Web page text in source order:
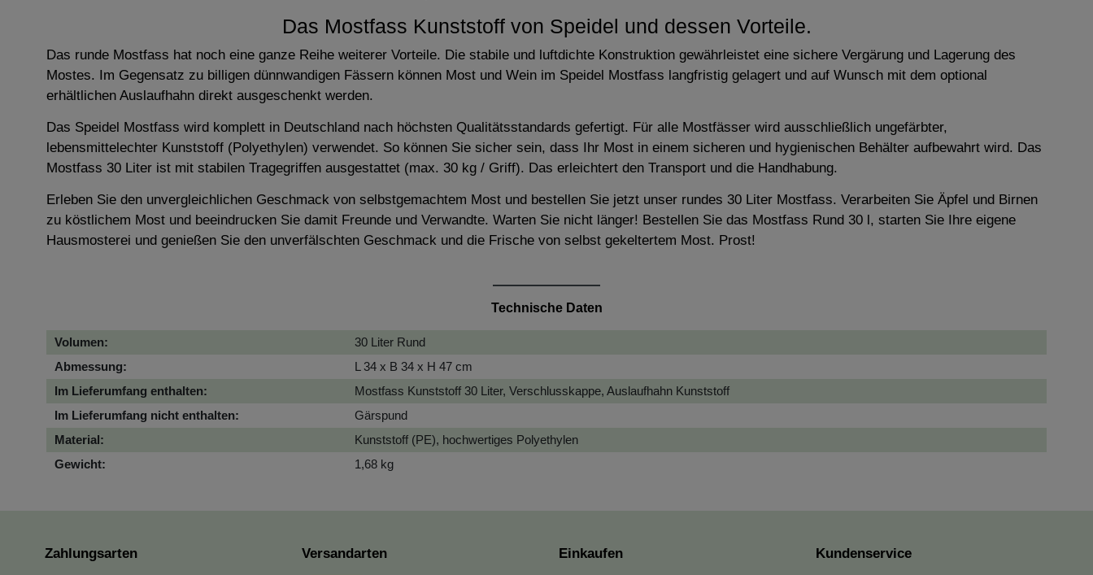
Das Mostfass Kunststoff von Speidel und dessen Vorteile.
Das runde Mostfass hat noch eine ganze Reihe weiterer Vorteile. Die stabile und luftdichte Konstruktion gewährleistet eine sichere Vergärung und Lagerung des
Mostes. Im Gegensatz zu billigen dünnwandigen Fässern können Most und Wein im Speidel Mostfass langfristig gelagert und auf Wunsch mit dem optional
erhältlichen Auslaufhahn direkt ausgeschenkt werden.
Das Speidel Mostfass wird komplett in Deutschland nach höchsten Qualitätsstandards gefertigt. Für alle Mostfässer wird ausschließlich ungefärbter,
lebensmittelechter Kunststoff (Polyethylen) verwendet. So können Sie sicher sein, dass Ihr Most in einem sicheren und hygienischen Behälter aufbewahrt wird. Das
Mostfass 30 Liter ist mit stabilen Tragegriffen ausgestattet (max. 30 kg / Griff). Das erleichtert den Transport und die Handhabung.
Erleben Sie den unvergleichlichen Geschmack von selbstgemachtem Most und bestellen Sie jetzt unser rundes 30 Liter Mostfass. Verarbeiten Sie Äpfel und Birnen
zu köstlichem Most und beeindrucken Sie damit Freunde und Verwandte. Warten Sie nicht länger! Bestellen Sie das Mostfass Rund 30 l, starten Sie Ihre eigene
Hausmosterei und genießen Sie den unverfälschten Geschmack und die Frische von selbst gekeltertem Most. Prost!
Technische Daten
Volumen:
30 Liter Rund
Abmessung:
L 34 x B 34 x H 47 cm
Im Lieferumfang enthalten:
Mostfass Kunststoff 30 Liter, Verschlusskappe, Auslaufhahn Kunststoff
Im Lieferumfang nicht enthalten:
Gärspund
Material:
Kunststoff (PE), hochwertiges Polyethylen
Gewicht:
1,68 kg
Zahlungsarten Versandarten Einkaufen Kundenservice